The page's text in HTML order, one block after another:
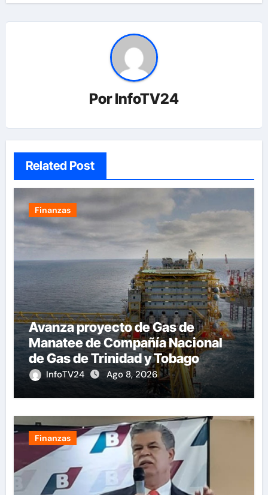
PorInfoTV24
Related Post
Finanzas
Avanza proyecto de Gas de
Manatee de Compañía Nacional
de Gas de Trinidad y Tobago
InfoTV24 Ago 8, 2026
Finanzas